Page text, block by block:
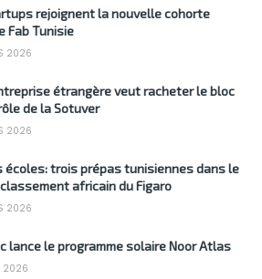
rejoignent la nouvelle cohorte
Fab Tunisie
2026
étrangère veut racheter le bloc
de la Sotuver
2026
écoles: trois prépas tunisiennes dans le
africain du Figaro
2026
lance le programme solaire Noor Atlas
2026